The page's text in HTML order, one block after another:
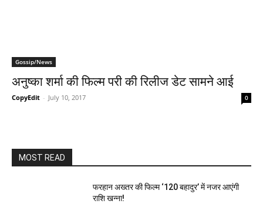
Gossip/News
अनुष्‍का शर्मा की फिल्‍म परी की रिलीज डेट सामने आई
CopyEdit - July 10, 2017 0
MOST READ
फरहान अख्तर की फिल्म ‘120 बहादुर’ में नजर आएंगी
राशि खन्ना!